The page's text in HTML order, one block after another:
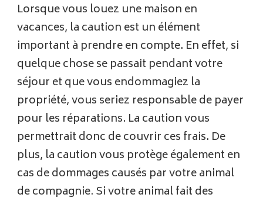
Lorsque vous louez une maison en
vacances, la caution est un élément
important à prendre en compte. En effet, si
quelque chose se passait pendant votre
séjour et que vous endommagiez la
propriété, vous seriez responsable de payer
pour les réparations. La caution vous
permettrait donc de couvrir ces frais. De
plus, la caution vous protège également en
cas de dommages causés par votre animal
de compagnie. Si votre animal fait des